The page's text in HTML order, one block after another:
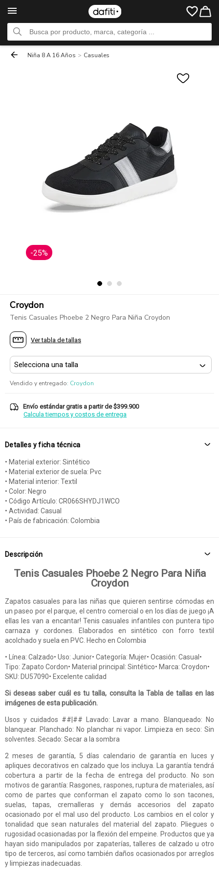
Niña 8 A 16 Años > Casuales
-25%
Croydon
Tenis Casuales Phoebe 2 Negro Para Niña Croydon
Ver tabla de tallas
Vendido y entregado: Croydon
Envío estándar gratis a partir de $399.900
Calcula tiempos y costos de entrega
Detalles y ficha técnica
• Material exterior: Sintético
• Material exterior de suela: Pvc
• Material interior: Textil
• Color: Negro
• Código Artículo: CR066SHYDJ1WCO
• Actividad: Casual
• País de fabricación: Colombia
Descripción
Tenis Casuales Phoebe 2 Negro Para Niña
Croydon
Zapatos casuales para las niñas que quieren sentirse cómodas en
un paseo por el parque, el centro comercial o en los días de juego ¡A
ellas les van a encantar! Tenis casuales infantiles con puntera tipo
carnaza y cordones. Elaborados en sintético con forro textil
acolchado y suela en PVC. Hecho en Colombia
• Línea: Calzado• Uso: Junior• Categoría: Mujer• Ocasión: Casual•
Tipo: Zapato Cordon• Material principal: Sintético• Marca: Croydon•
SKU: DU57090• Excelente calidad
Si deseas saber cuál es tu talla, consulta la Tabla de tallas en las
imágenes de esta publicación.
Usos y cuidados ##|## Lavado: Lavar a mano. Blanqueado: No
blanquear. Planchado: No planchar ni vapor. Limpieza en seco: Sin
solventes. Secado: Secar a la sombra
2 meses de garantía, 5 días calendario de garantía en luces y
apliques decorativos en calzado que los incluya. La garantía tendrá
cobertura a partir de la fecha de entrega del producto. No son
motivos de garantía: Rasgones, raspones, ruptura de materiales, así
como de partes que conforman el zapato como lo son tacones,
suelas, tapas, cremalleras y demás accesorios del zapato
ocasionado por el mal uso del producto. Los cambios en el color y
tonalidad que sean naturales del material del zapato. Pliegues o
rugosidad ocasionadas por la flexión del empeine. Productos que ya
hayan sido manipulados por zapaterías, talleres de calzado u otro
tipo de terceros, así como también daños ocasionados por arreglos
y limpiezas inadecuadas.